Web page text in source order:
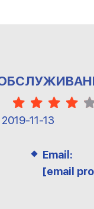
2019-11-13
Email:
[email